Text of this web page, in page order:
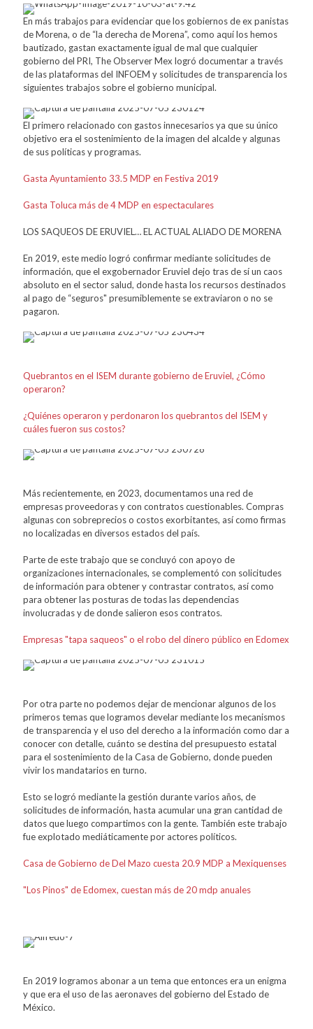
En más trabajos para evidenciar que los gobiernos de ex panistas
de Morena, o de “la derecha de Morena”, como aquí los hemos
bautizado, gastan exactamente igual de mal que cualquier
gobierno del PRI, The Observer Mex logró documentar a través
de las plataformas del INFOEM y solicitudes de transparencia los
siguientes trabajos sobre el gobierno municipal.
El primero relacionado con gastos innecesarios ya que su único
objetivo era el sostenimiento de la imagen del alcalde y algunas
de sus políticas y programas.
Gasta Ayuntamiento 33.5 MDP en Festiva 2019
Gasta Toluca más de 4 MDP en espectaculares
LOS SAQUEOS DE ERUVIEL… EL ACTUAL ALIADO DE MORENA
En 2019, este medio logró confirmar mediante solicitudes de
información, que el exgobernador Eruviel dejo tras de sí un caos
absoluto en el sector salud, donde hasta los recursos destinados
al pago de “seguros" presumiblemente se extraviaron o no se
pagaron.
Quebrantos en el ISEM durante gobierno de Eruviel, ¿Cómo
operaron?
¿Quiénes operaron y perdonaron los quebrantos del ISEM y
cuáles fueron sus costos?
Más recientemente, en 2023, documentamos una red de
empresas proveedoras y con contratos cuestionables. Compras
algunas con sobreprecios o costos exorbitantes, así como firmas
no localizadas en diversos estados del país.
Parte de este trabajo que se concluyó con apoyo de
organizaciones internacionales, se complementó con solicitudes
de información para obtener y contrastar contratos, así como
para obtener las posturas de todas las dependencias
involucradas y de donde salieron esos contratos.
Empresas "tapa saqueos" o el robo del dinero público en Edomex
Por otra parte no podemos dejar de mencionar algunos de los
primeros temas que logramos develar mediante los mecanismos
de transparencia y el uso del derecho a la información como dar a
conocer con detalle, cuánto se destina del presupuesto estatal
para el sostenimiento de la Casa de Gobierno, donde pueden
vivir los mandatarios en turno.
Esto se logró mediante la gestión durante varios años, de
solicitudes de información, hasta acumular una gran cantidad de
datos que luego compartimos con la gente. También este trabajo
fue explotado mediáticamente por actores políticos.
Casa de Gobierno de Del Mazo cuesta 20.9 MDP a Mexiquenses
"Los Pinos" de Edomex, cuestan más de 20 mdp anuales
En 2019 logramos abonar a un tema que entonces era un enigma
y que era el uso de las aeronaves del gobierno del Estado de
México.